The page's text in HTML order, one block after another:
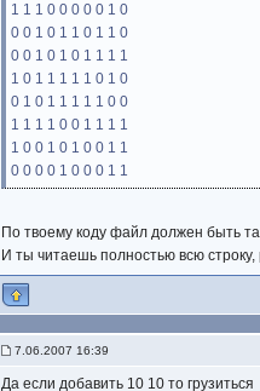
1 1 1 0 0 0 0 0 1 0
0 0 1 0 1 1 0 1 1 0
0 0 1 0 1 0 1 1 1 1
1 0 1 1 1 1 1 0 1 0
0 1 0 1 1 1 1 1 0 0
1 1 1 1 0 0 1 1 1 1
1 0 0 1 0 1 0 0 1 1
0 0 0 0 1 0 0 0 1 1
По твоему коду файл должен быть
И ты читаешь полностью всю строку,
7.06.2007 16:39
Да если добавить 10 10 то грузиться